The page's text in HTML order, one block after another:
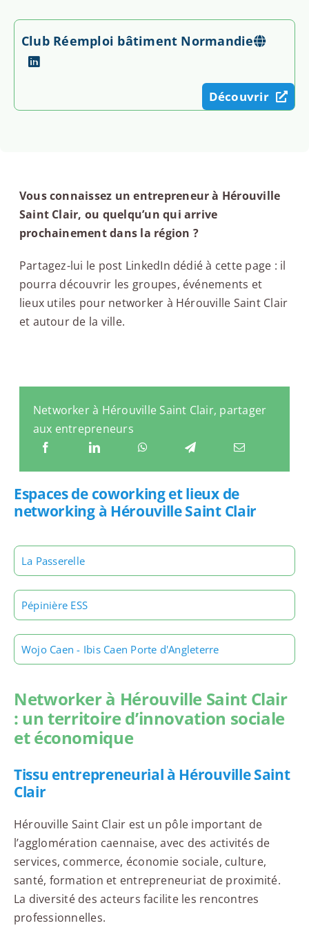
Club Réemploi bâtiment Normandie
Découvrir
Vous connaissez un entrepreneur à Hérouville
Saint Clair, ou quelqu’un qui arrive
prochainement dans la région ?
Partagez-lui le post LinkedIn dédié à cette page : il
pourra découvrir les groupes, événements et
lieux utiles pour networker à Hérouville Saint Clair
et autour de la ville.
Networker à Hérouville Saint Clair, partager
aux entrepreneurs
Espaces de coworking et lieux de
networking à Hérouville Saint Clair
La Passerelle
Pépinière ESS
Wojo Caen - Ibis Caen Porte d'Angleterre
Networker à Hérouville Saint Clair
: un territoire d’innovation sociale
et économique
Tissu entrepreneurial à Hérouville Saint
Clair
Hérouville Saint Clair est un pôle important de
l’agglomération caennaise, avec des activités de
services, commerce, économie sociale, culture,
santé, formation et entrepreneuriat de proximité.
La diversité des acteurs facilite les rencontres
professionnelles.